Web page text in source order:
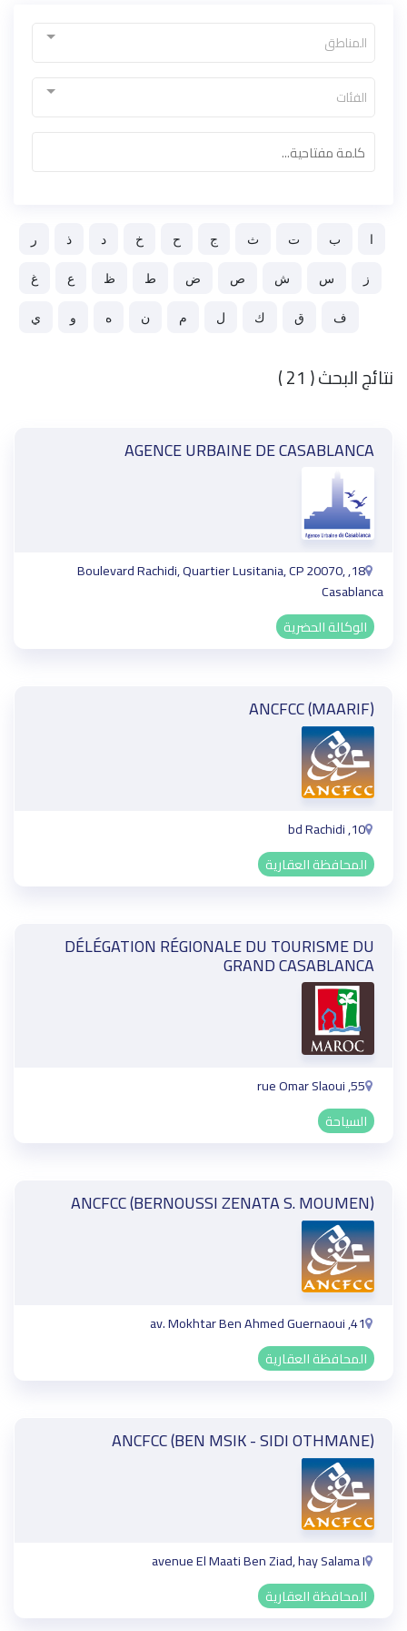
المناطق
الفئات
ﺍ ﺏ ﺕ ﺙ ﺝ ﺡ ﺥ ﺩ ﺫ
ﺭ
ﺯ
ﺱ ﺵ ﺹ ﺽ ﻁ ﻅ ﻉ
ﻍ
ﻑ
ﻕ ﻙ ﻝ ﻡ ﻥ ﻩ ﻭ ﻱ
نتائج البحث ( 21 )
AGENCE URBAINE DE CASABLANCA
18, Boulevard Rachidi, Quartier Lusitania, CP 20070,
Casablanca
الوكالة الحضرية
ANCFCC (MAARIF)
10, bd Rachidi
المحافظة العقارية
DÉLÉGATION RÉGIONALE DU TOURISME DU
GRAND CASABLANCA
55, rue Omar Slaoui
السياحة
ANCFCC (BERNOUSSI ZENATA S. MOUMEN)
41, av. Mokhtar Ben Ahmed Guernaoui
المحافظة العقارية
ANCFCC (BEN MSIK - SIDI OTHMANE)
avenue El Maati Ben Ziad, hay Salama I
المحافظة العقارية